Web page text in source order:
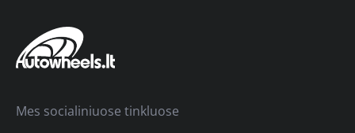
Mes socialiniuose tinkluose